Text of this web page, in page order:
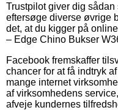
Trustpilot giver dig
eftersøge diverse øvrige
det, at du kigger på
– Edge Chino Bukser
Facebook fremskaffer
chancer for at få indtryk
mange internet
af virksomhedens
afveje kundernes